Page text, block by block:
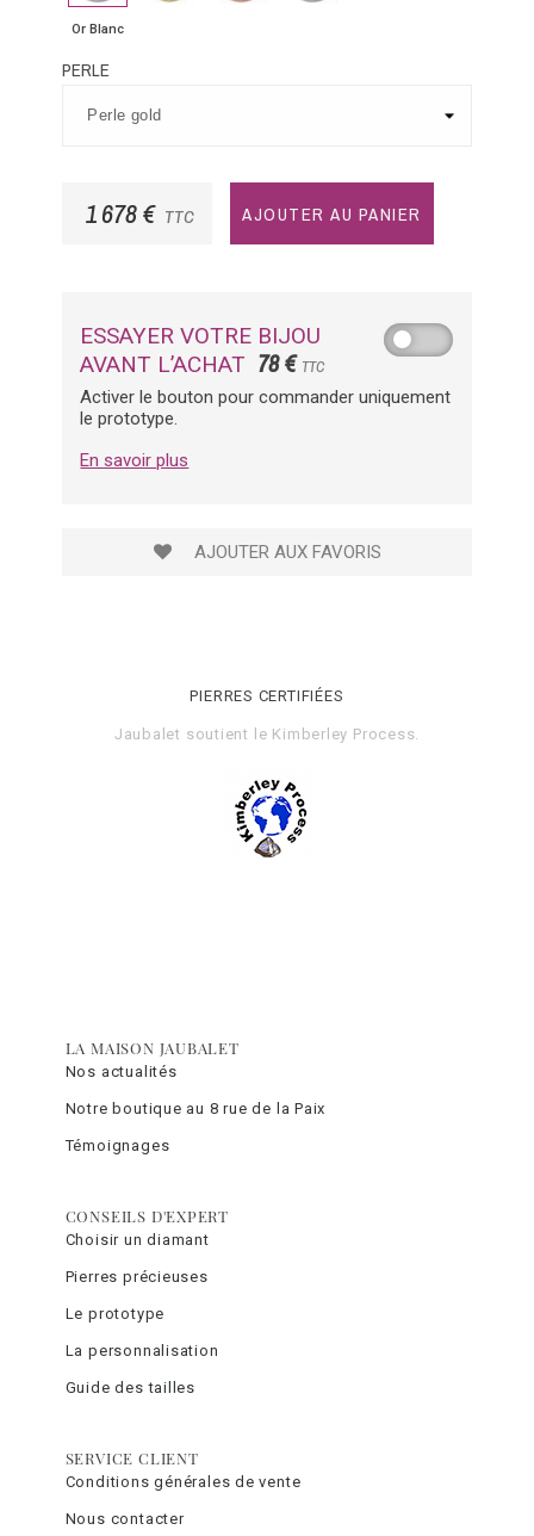
Or Blanc
PERLE
1 678 € TTC AJOUTER AU PANIER
ESSAYER VOTRE BIJOU
AVANT L’ACHAT 78 € TTC
Activer le bouton pour commander uniquement
le prototype.
En savoir plus
AJOUTER AUX FAVORIS
PIERRES CERTIFIÉES
Jaubalet soutient le Kimberley Process.
LA MAISON JAUBALET
Nos actualités
Notre boutique au 8 rue de la Paix
Témoignages
CONSEILS D'EXPERT
Choisir un diamant
Pierres précieuses
Le prototype
La personnalisation
Guide des tailles
SERVICE CLIENT
Conditions générales de vente
Nous contacter